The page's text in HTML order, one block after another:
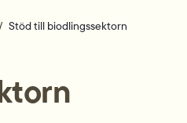
Stöd till biodlingssektorn